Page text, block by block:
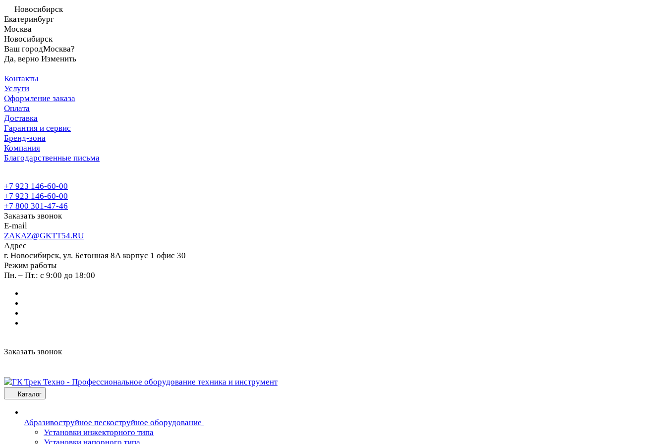
Новосибирск
Екатеринбург
Москва
Новосибирск
Ваш городМосква?
Да, верно Изменить
Контакты
Услуги
Оформление заказа
Оплата
Доставка
Гарантия и сервис
Бренд-зона
Компания
Благодарственные письма
+7 923 146-60-00
+7 923 146-60-00
+7 800 301-47-46
Заказать звонок
E-mail
ZAKAZ@GKTT54.RU
Адрес
г. Новосибирск, ул. Бетонная 8А корпус 1 офис 30
Режим работы
Пн. – Пт.: с 9:00 до 18:00
Заказать звонок
Каталог
Абразивоструйное пескоструйное оборудование
Установки инжекторного типа